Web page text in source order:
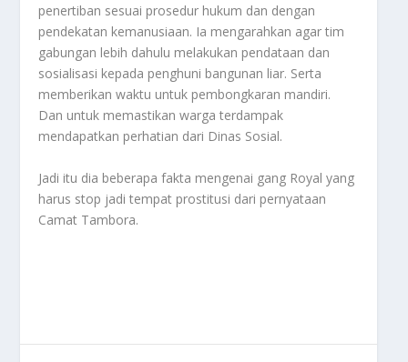
penertiban sesuai prosedur hukum dan dengan
pendekatan kemanusiaan. Ia mengarahkan agar tim
gabungan lebih dahulu melakukan pendataan dan
sosialisasi kepada penghuni bangunan liar. Serta
memberikan waktu untuk pembongkaran mandiri.
Dan untuk memastikan warga terdampak
mendapatkan perhatian dari Dinas Sosial.
Jadi itu dia beberapa fakta mengenai gang Royal yang
harus stop jadi tempat prostitusi dari pernyataan
Camat Tambora.